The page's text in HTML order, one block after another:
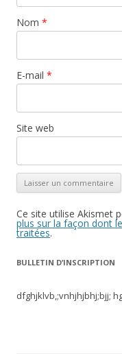
Nom *
E-mail *
Site web
Ce site utilise Akismet
plus sur la façon dont
traitées.
BULLETIN D’INSCRIPTION
dfghjklvb,;vnhjhjbhj;bjj;